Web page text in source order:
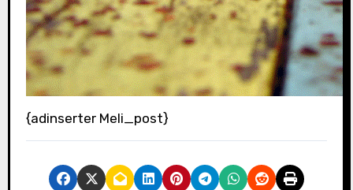
{adinserter Meli_post}